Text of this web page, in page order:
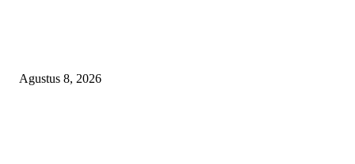
Agustus 8, 2026